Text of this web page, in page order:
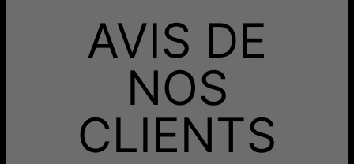
AVIS DE
NOS
CLIENTS